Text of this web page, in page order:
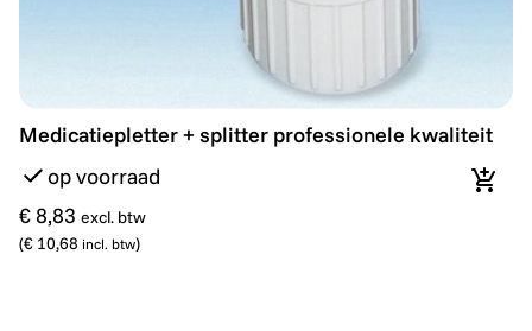
Medicatiepletter + splitter professionele kwaliteit
Medicatiepletter + splitter professionele kwaliteit
op voorraad
€ 8,83 excl. btw
(€ 10,68 incl. btw)
In